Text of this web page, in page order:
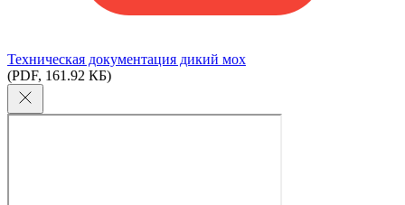
Техническая документация дикий мох
(PDF, 161.92 КБ)